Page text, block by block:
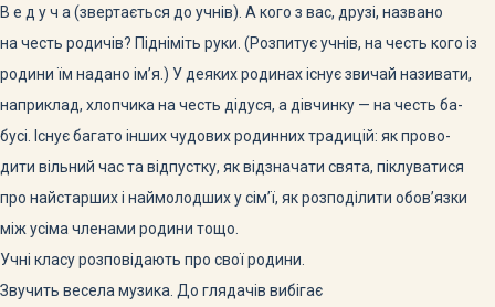
В е д у ч а (звертається до учнів). А кого з вас, друзі, названо
на честь родичів? Підніміть руки. (Розпитує учнів, на честь кого із
родини їм надано ім’я.) У деяких родинах існує звичай називати,
наприклад, хлопчика на честь дідуся, а дівчинку — на честь ба-
бусі. Існує багато інших чудових родинних традицій: як прово-
дити вільний час та відпустку, як відзначати свята, піклуватися
про найстарших і наймолодших у сім’ї, як розподілити обов’язки
між усіма членами родини тощо.
Учні класу розповідають про свої родини.
Звучить весела музика. До глядачів вибігає